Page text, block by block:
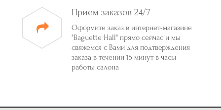
Прием заказов 24/7
Оформите заказ в интернет-магазине
"Baguette Hall" прямо сейчас и мы
свяжемся с Вами для подтверждения
заказа в течении 15 минут в часы
работы салона